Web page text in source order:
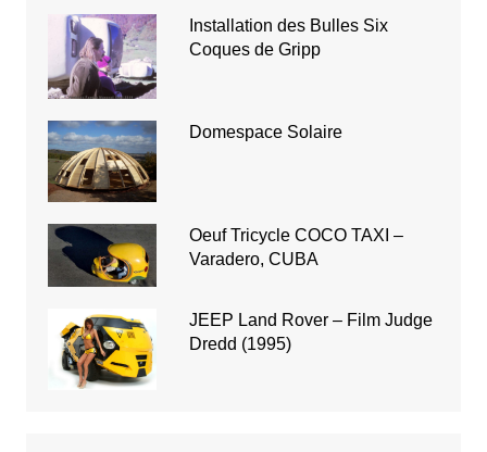
Installation des Bulles Six
Coques de Gripp
Domespace Solaire
Oeuf Tricycle COCO TAXI –
Varadero, CUBA
JEEP Land Rover – Film Judge
Dredd (1995)